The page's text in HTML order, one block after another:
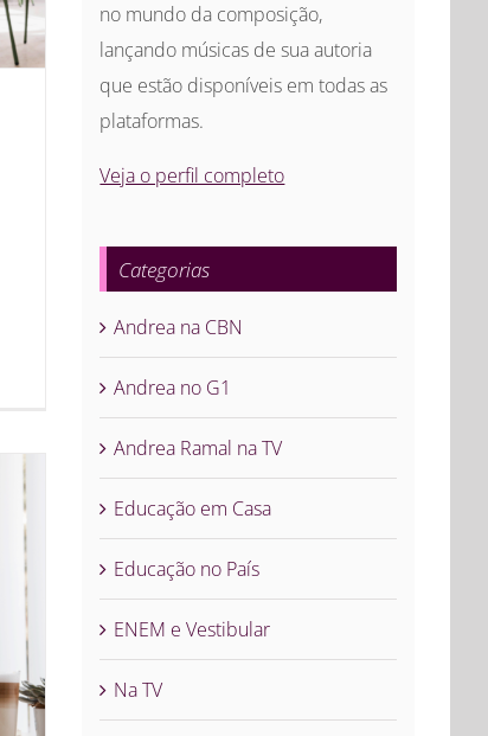
no mundo da composição,
lançando músicas de sua autoria
que estão disponíveis em todas as
plataformas.
Veja o perfil completo
Categorias
Andrea na CBN
Andrea no G1
Andrea Ramal na TV
Educação em Casa
Educação no País
ENEM e Vestibular
Na TV